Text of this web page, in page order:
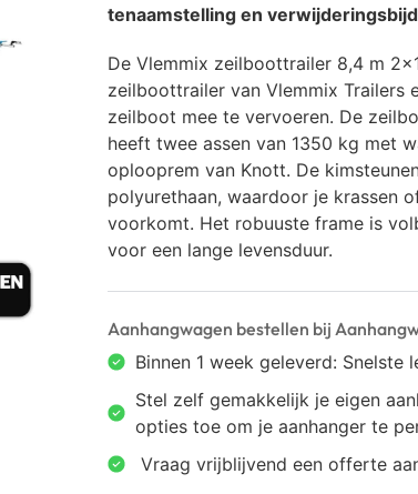
tenaamstelling en
De Vlemmix zeilboottrailer 8,4 m
zeilboottrailer van Vlemmix Trailers
zeilboot mee te vervoeren. De
heeft twee assen van 1350 kg met
oplooprem van Knott. De
polyurethaan, waardoor je krassen
voorkomt. Het robuuste frame is
voor een lange levensduur.
Aanhangwagen bestellen bij
Binnen 1 week geleverd: Snelste
Stel zelf gemakkelijk je eigen
opties toe om je aanhanger te
⁠Vraag vrijblijvend een offerte